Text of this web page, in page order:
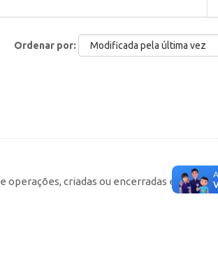
Ordenar por
criadas ou encerradas em cada